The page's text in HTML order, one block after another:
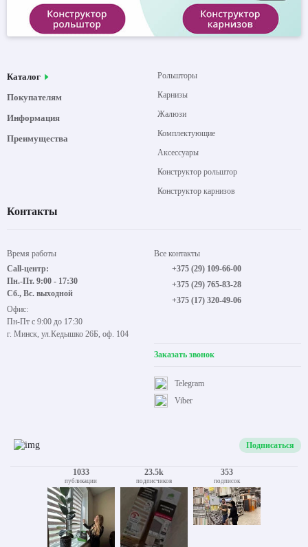
Каталог
Покупателям
Информация
Преимущества
Рольшторы
Карнизы
Жалюзи
Комплектующие
Аксессуары
Конструктор рольштор
Конструктор карнизов
Контакты
Время работы
Call-центр:
Пн.-Пт. 9:00 - 17:30
Сб., Вс. выходной
Офис:
Пн-Пт с 9:00 до 17:30
г. Минск, ул.Кедышко 26Б, оф. 104
Все контакты
+375 (29) 109-66-00
+375 (29) 765-83-28
+375 (17) 320-49-06
Заказать звонок
Viber
Telegram
Подписаться
1033
публикации
23.5k
подписчиков
353
подписок